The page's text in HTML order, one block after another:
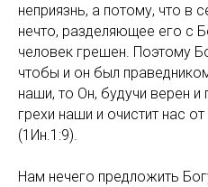
неприязнь, а потому, что в
нечто, разделяющее его с
человек грешен. Поэтому
чтобы и он был
наши, то Он, будучи верен и
грехи наши и очистит нас
(1Ин.1:9).
Нам нечего предложить